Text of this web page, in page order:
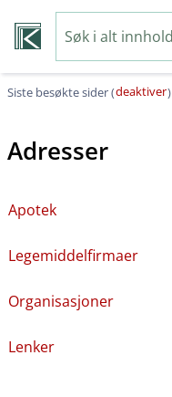
Siste besøkte sider (deaktiver)
Adresser
Apotek
Legemiddelfirmaer
Organisasjoner
Lenker